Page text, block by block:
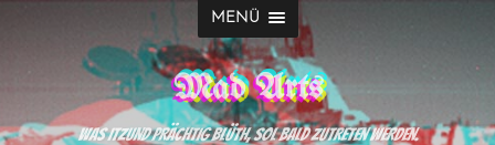
MENÜ
Mad Arts
Was itzund prächtig blüth, sol bald zutreten werden.